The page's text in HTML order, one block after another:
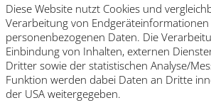
Diese Website nutzt Cookies und
Verarbeitung von
personenbezogenen Daten. Die
Einbindung von Inhalten, externen
Dritter sowie der statistischen Analyse/
Funktion werden dabei Daten an Dritte
der USA weitergegeben.